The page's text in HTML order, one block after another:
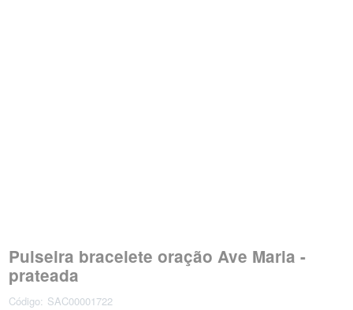
Pulseira bracelete oração Ave Maria -
prateada
Código: SAC00001722